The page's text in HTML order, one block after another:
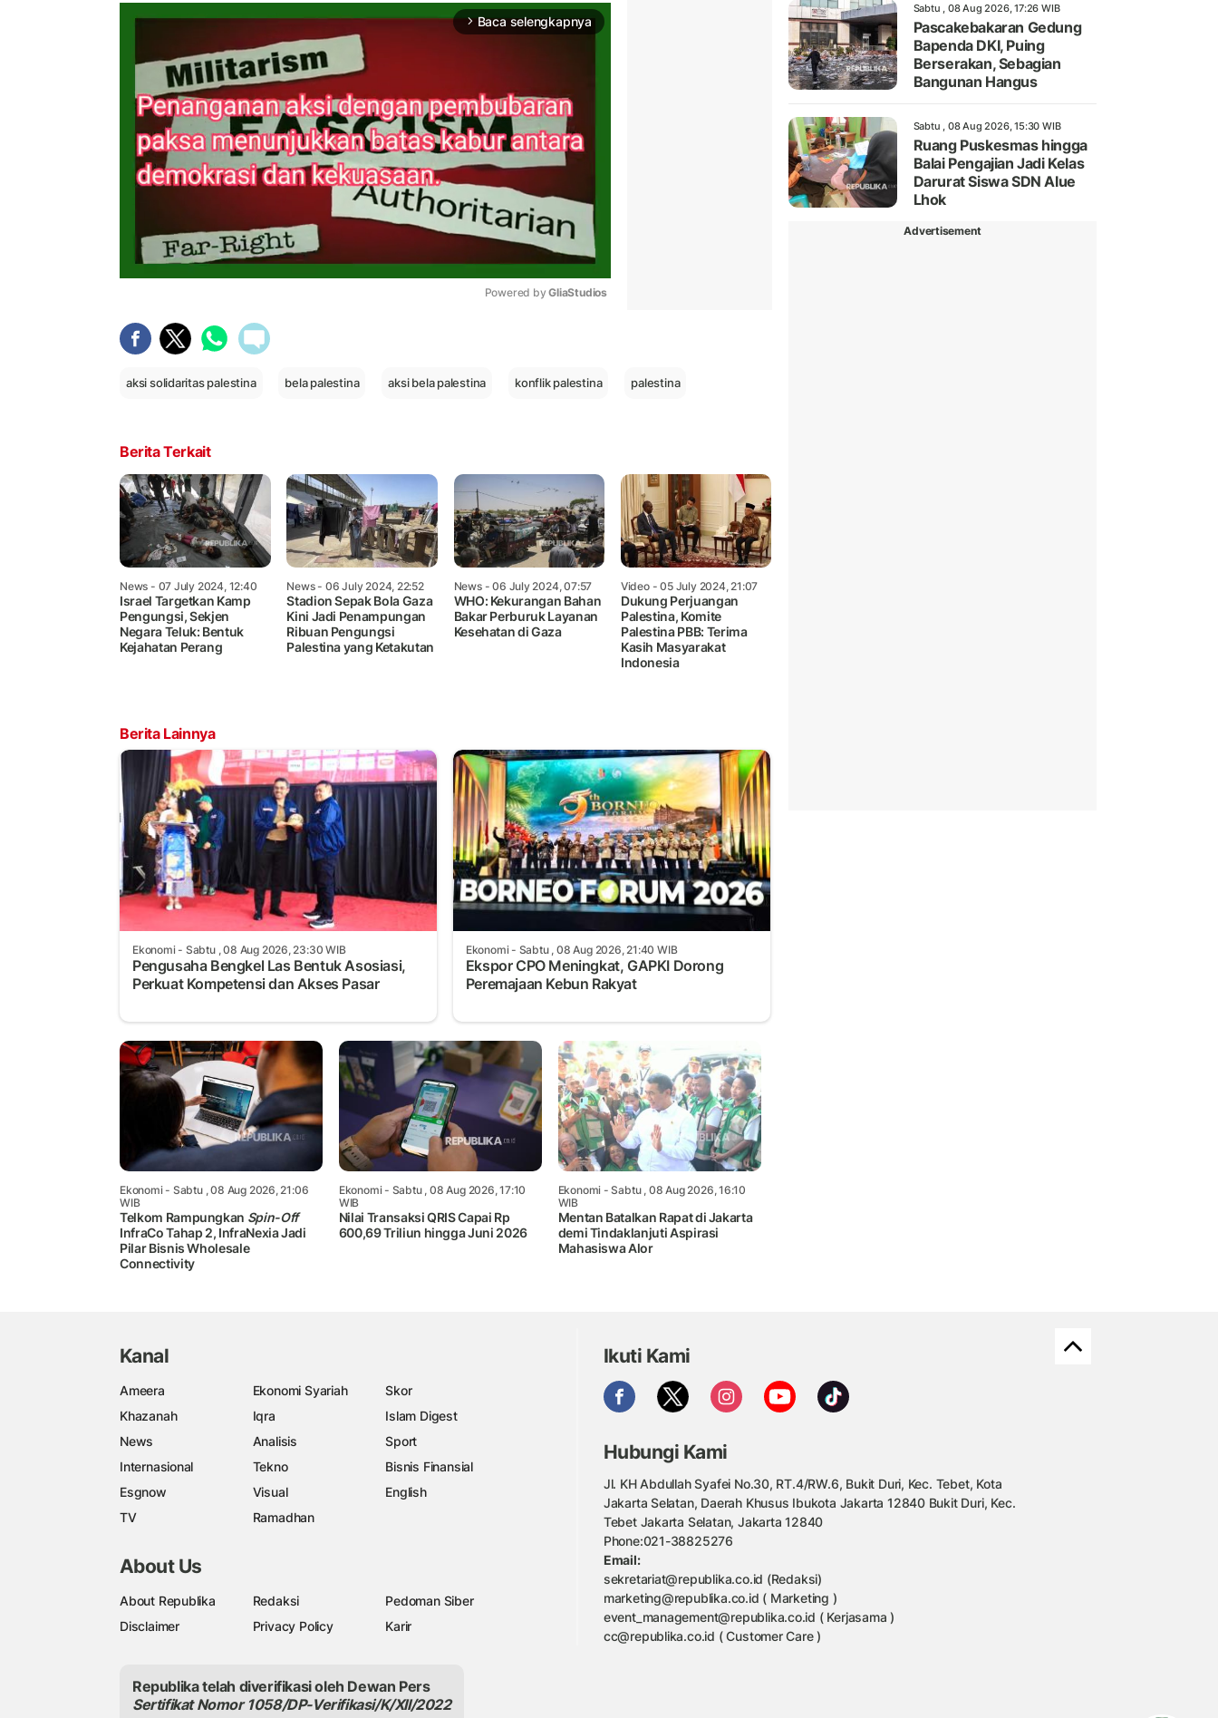
arrow_forward_ios Baca selengkapnya
Powered by GliaStudios
aksi solidaritas palestina bela palestina aksi bela palestina konflik palestina palestina
Berita Terkait
News - 07 July 2024, 12:40
Israel Targetkan Kamp
Pengungsi, Sekjen
Negara Teluk: Bentuk
Kejahatan Perang
News- 06 July 2024, 22:52
Stadion Sepak Bola Gaza
Kini Jadi Penampungan
Ribuan Pengungsi
Palestina yang Ketakutan
News- 06 July 2024, 07:57
WHO: Kekurangan Bahan
Bakar Perburuk Layanan
Kesehatan di Gaza
Video- 05 July 2024, 21:07
Dukung Perjuangan
Palestina, Komite
Palestina PBB: Terima
Kasih Masyarakat
Indonesia
Berita Lainnya
Ekonomi- Sabtu , 08 Aug 2026, 23:30 WIB
Pengusaha Bengkel Las Bentuk Asosiasi,
Perkuat Kompetensi dan Akses Pasar
Ekonomi- Sabtu , 08 Aug 2026, 21:40 WIB
Ekspor CPO Meningkat, GAPKI Dorong
Peremajaan Kebun Rakyat
Ekonomi- Sabtu , 08 Aug 2026, 21:06
WIB
Telkom Rampungkan Spin-Off
InfraCo Tahap 2, InfraNexia Jadi
Pilar Bisnis Wholesale
Connectivity
Ekonomi- Sabtu , 08 Aug 2026, 17:10
WIB
Nilai Transaksi QRIS Capai Rp
600,69 Triliun hingga Juni 2026
Ekonomi - Sabtu , 08 Aug 2026, 16:10
WIB
Mentan Batalkan Rapat di Jakarta
demi Tindaklanjuti Aspirasi
Mahasiswa Alor
Sabtu , 08 Aug 2026, 17:26 WIB
Pascakebakaran Gedung
Bapenda DKI, Puing
Berserakan, Sebagian
Bangunan Hangus
Sabtu , 08 Aug 2026, 15:30 WIB
Ruang Puskesmas hingga
Balai Pengajian Jadi Kelas
Darurat Siswa SDN Alue
Lhok
Advertisement
Kanal
Ameera Ekonomi Syariah
Skor
Khazanah
Iqra
Islam Digest
News
Analisis
Sport
Internasional
Tekno
Bisnis Finansial
Esgnow
Visual
English
TV
Ramadhan
About Us
About Republika Redaksi
Pedoman Siber
Disclaimer
Privacy Policy Karir
Republika telah diverifikasi oleh Dewan Pers
Sertifikat Nomor 1058/DP-Verifikasi/K/XII/2022
Ikuti Kami
Hubungi Kami
Jl. KH Abdullah Syafei No.30, RT.4/RW.6, Bukit Duri, Kec. Tebet, Kota
Jakarta Selatan, Daerah Khusus Ibukota Jakarta 12840 Bukit Duri, Kec.
Tebet Jakarta Selatan, Jakarta 12840
Phone:021-38825276
Email:
sekretariat@republika.co.id (Redaksi)
marketing@republika.co.id ( Marketing )
event_management@republika.co.id ( Kerjasama )
cc@republika.co.id ( Customer Care )